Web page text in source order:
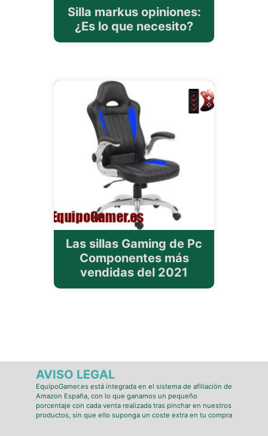
Silla markus opiniones:
¿Es lo que necesito?
Las sillas Gaming de Pc
Componentes más
vendidas del 2021
AVISO LEGAL
EquipoGamer.es está integrada en el sistema de afiliación de
Amazon España, con lo que ganamos un pequeño
porcentaje con cada venta realizada tras pinchar en nuestros
productos, sin que ello suponga un coste extra en tu compra